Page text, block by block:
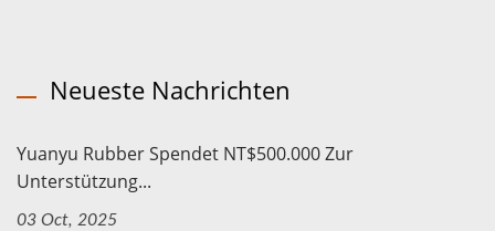
Neueste Nachrichten
Yuanyu Rubber Spendet NT$500.000 Zur
Unterstützung...
03 Oct, 2025